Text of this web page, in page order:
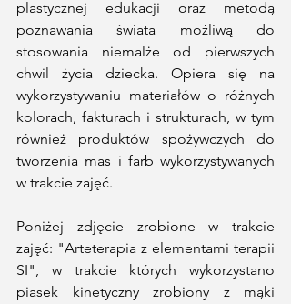
plastycznej edukacji oraz metodą
poznawania świata możliwą do
stosowania niemalże od pierwszych
chwil życia dziecka. Opiera się na
wykorzystywaniu materiałów o różnych
kolorach, fakturach i strukturach, w tym
również produktów spożywczych do
tworzenia mas i farb wykorzystywanych
w trakcie zajęć.
Poniżej zdjęcie zrobione w trakcie
zajęć: "Arteterapia z elementami terapii
SI", w trakcie których wykorzystano
piasek kinetyczny zrobiony z mąki